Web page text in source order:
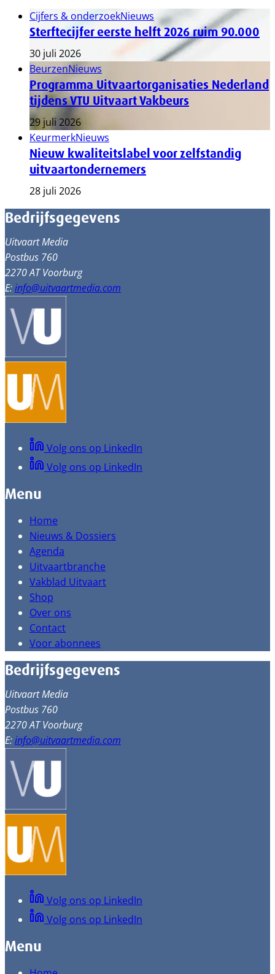
Cijfers & onderzoekNieuws
Sterftecijfer eerste helft 2026 ruim 90.000
30 juli 2026
BeurzenNieuws
Programma Uitvaartorganisaties Nederland
tijdens VTU Uitvaart Vakbeurs
29 juli 2026
KeurmerkNieuws
Nieuw kwaliteitslabel voor zelfstandig
uitvaartondernemers
28 juli 2026
Bedrijfsgegevens
Uitvaart Media
Postbus 760
2270 AT Voorburg
E:info@uitvaartmedia.com
Volg ons op LinkedIn
Volg ons op LinkedIn
Menu
Home
Nieuws & Dossiers
Agenda
Uitvaartbranche
Vakblad Uitvaart
Shop
Over ons
Contact
Voor abonnees
Bedrijfsgegevens
Uitvaart Media
Postbus 760
2270 AT Voorburg
E:info@uitvaartmedia.com
Volg ons op LinkedIn
Volg ons op LinkedIn
Menu